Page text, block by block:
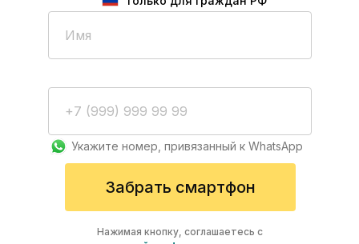
Нажимая кнопку, соглашаетесь с
Забрать смартфон
Укажите номер, привязанный к WhatsApp